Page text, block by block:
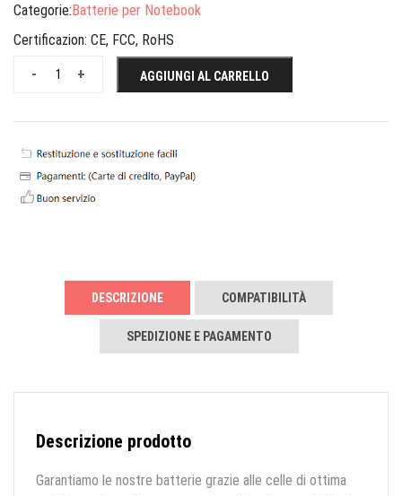
Categorie:Batterie per Notebook
Certificazion: CE, FCC, RoHS
+
- AGGIUNGI AL CARRELLO
DESCRIZIONE COMPATIBILITÀ
SPEDIZIONE E PAGAMENTO
Descrizione prodotto
Garantiamo le nostre batterie grazie alle celle di ottima